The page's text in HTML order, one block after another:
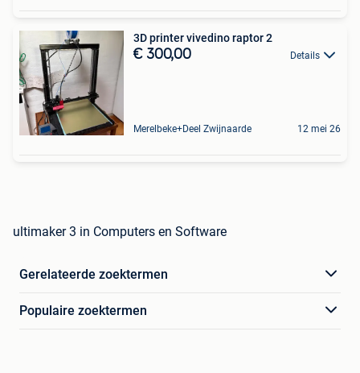
3D printer vivedino raptor 2
€ 300,00 Details
Merelbeke+Deel Zwijnaarde 12 mei 26
ultimaker 3 in Computers en Software
Gerelateerde zoektermen
Populaire zoektermen